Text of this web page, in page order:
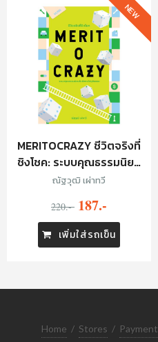
MERITOCRAZY ชีวิตจริงที่
ชิงโชค: ระบบคุณธรรมนิยม
ในสังคมไม่ยุติธรรม
ณัฐวุฒิ เผ่าทวี
220.- 187.-
เพิ่มใส่รถเข็น
NEW
Home / Stores / Payment